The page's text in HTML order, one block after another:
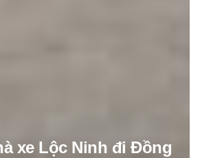
xe Lộc Ninh đi Đồng